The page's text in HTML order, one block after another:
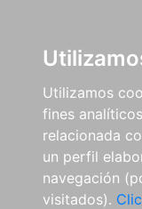
Utilizamos
fines
relacionada
un perfil
navegación
visitados).